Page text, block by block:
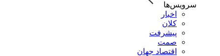
سرویس‌ها
اخبار
کلان
پیشرفت
صمت
اقتصاد جهان